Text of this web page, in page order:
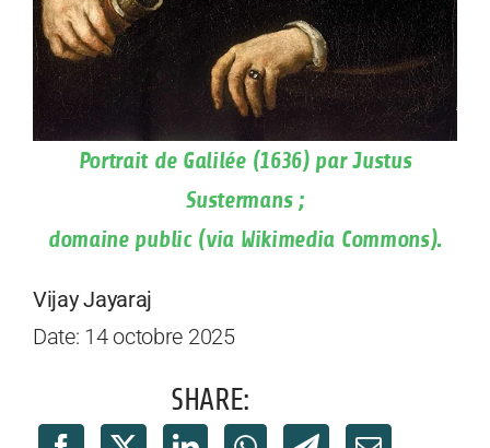
Portrait de Galilée (1636) par Justus
Sustermans ;
domaine public (via Wikimedia Commons).
Vijay Jayaraj
Date: 14 octobre 2025
SHARE: